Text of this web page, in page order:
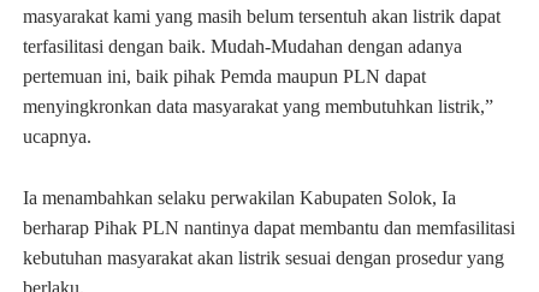
masyarakat kami yang masih belum tersentuh akan listrik dapat
terfasilitasi dengan baik. Mudah-Mudahan dengan adanya
pertemuan ini, baik pihak Pemda maupun PLN dapat
menyingkronkan data masyarakat yang membutuhkan listrik,”
ucapnya.
Ia menambahkan selaku perwakilan Kabupaten Solok, Ia
berharap Pihak PLN nantinya dapat membantu dan memfasilitasi
kebutuhan masyarakat akan listrik sesuai dengan prosedur yang